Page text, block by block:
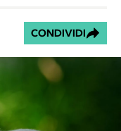
CONDIVIDI